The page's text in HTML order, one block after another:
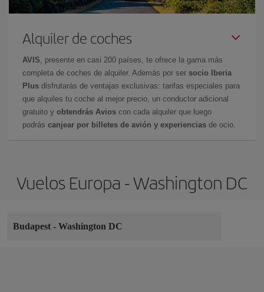
Alquiler de coches
AVIS , presente en casi 200 países, te ofrece la gama más
completa de coches de alquiler. Además por ser socio Iberia
Plus disfrutarás de ventajas exclusivas: tarifas especiales para
que alquiles tu coche al mejor precio, un conductor adicional
gratuito y obtendrás Avios con cada alquiler que luego
podrás canjear por billetes de avión y experiencias de ocio.
Vuelos Europa - Washington DC
Budapest - Washington DC